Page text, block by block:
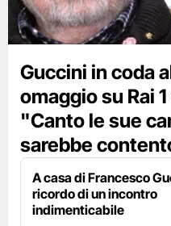
Guccini in coda
omaggio su Rai
"Canto le sue
sarebbe
A casa di Francesco
ricordo di un incontro
indimenticabile